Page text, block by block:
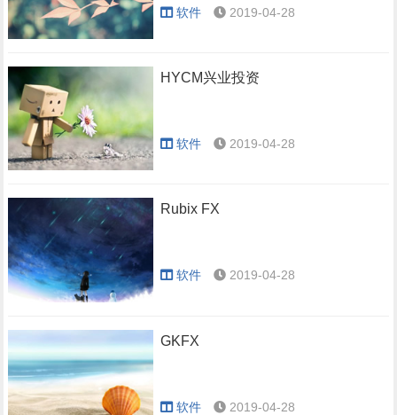
软件 2019-04-28
HYCM兴业投资
软件 2019-04-28
Rubix FX
软件 2019-04-28
GKFX
软件 2019-04-28